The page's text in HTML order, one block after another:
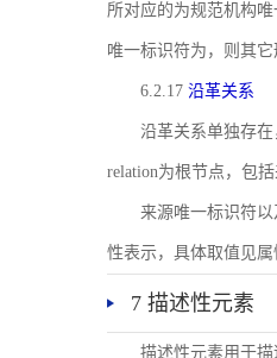
所对应的为规范机构
唯一标识符为，则其
6.2.17 沿革关系
沿革关系单独存
relation为根节点，包
来源唯一标识符以
性表示，具体取值见属
7 描述性元素
描述性元素用于